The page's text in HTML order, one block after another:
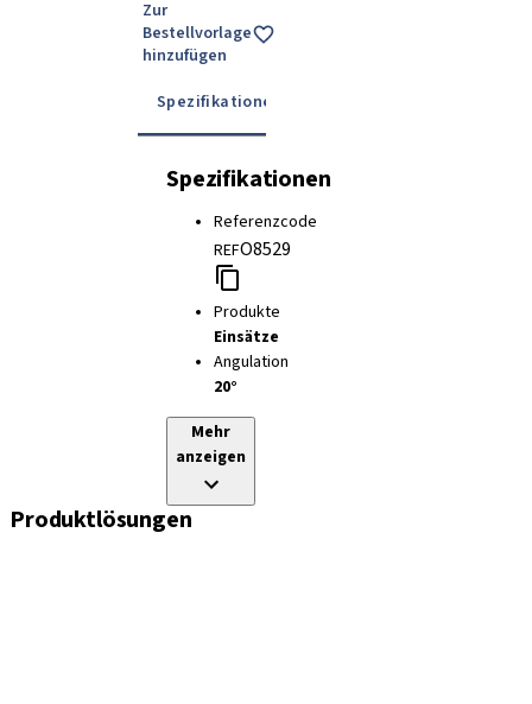
Zur
Bestellvorlage
hinzufügen
Spezifikationen
Spezifikationen
Referenzcode
REFO8529
Produkte
Einsätze
Angulation
20°
Mehr
anzeigen
Produktlösungen